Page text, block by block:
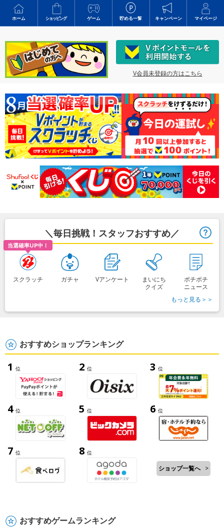
ホーム ショッピング ゲーム 貯める一覧 キャンペーン マイページ
V会員未登録の方はこちら
＼毎日挑戦！スタッフおすすめ／
当選確率UP中！
スクラッチ ガチャ Vアンケート
まいにち
クイズ
ポチポチ
ニュース
もっと見る＞＞
おすすめショップランキング
1 位 2 位 3 位
4 位 5 位 6 位
7 位 8 位
ショップ一覧へ >
おすすめゲームランキング